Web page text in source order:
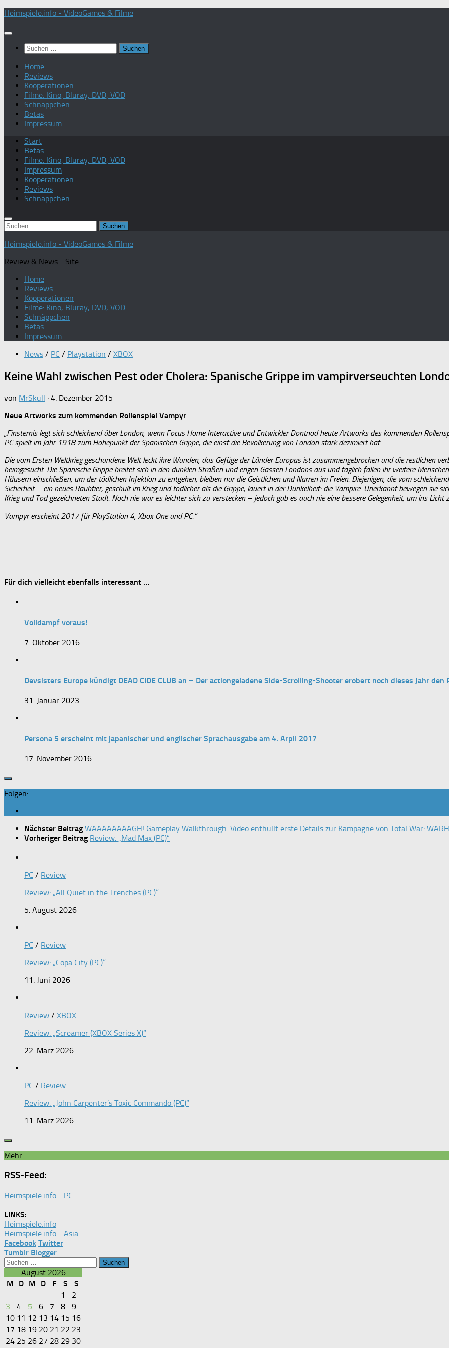
Zum
springen
Heimspiele.info - VideoGames & Filme
Suchen
nach:
Home
Reviews
Kooperationen
Filme: Kino, Bluray, DVD, VOD
Schnäppchen
Betas
Impressum
Start
Betas
Filme: Kino, Bluray, DVD, VOD
Impressum
Kooperationen
Reviews
Schnäppchen
Suchen
nach:
Heimspiele.info - VideoGames & Filme
Review & News - Site
Home
Reviews
Kooperationen
Filme: Kino, Bluray, DVD, VOD
Schnäppchen
Betas
Impressum
News / PC / Playstation / XBOX
Keine Wahl zwischen Pest oder Cholera: Spanische Grippe im vampirverseuchten
von MrSkull · 4. Dezember 2015
Neue Artworks zum kommenden Rollenspiel Vampyr
„Finsternis legt sich schleichend über London, wenn Focus Home Interactive und Entwickler Dontnod heute Artworks des kommenden
PC spielt im Jahr 1918 zum Höhepunkt der Spanischen Grippe, die einst die Bevölkerung von London stark dezimiert hat.
Die vom Ersten Weltkrieg geschundene Welt leckt ihre Wunden, das Gefüge der Länder Europas ist zusammengebrochen und die restlichen
heimgesucht. Die Spanische Grippe breitet sich in den dunklen Straßen und engen Gassen Londons aus und täglich fallen ihr weitere
Häusern einschließen, um der tödlichen Infektion zu entgehen, bleiben nur die Geistlichen und Narren im Freien. Diejenigen, die vom
Sicherheit – ein neues Raubtier, geschult im Krieg und tödlicher als die Grippe, lauert in der Dunkelheit: die Vampire. Unerkannt bewegen sie
Krieg und Tod gezeichneten Stadt. Noch nie war es leichter sich zu verstecken – jedoch gab es auch nie eine bessere Gelegenheit, um ins Licht
Vampyr erscheint 2017 für PlayStation 4, Xbox One und PC.“
Für dich vielleicht ebenfalls interessant …
Volldampf voraus!
7. Oktober 2016
Devsisters Europe kündigt DEAD CIDE CLUB an – Der actiongeladene Side-Scrolling-Shooter erobert noch dieses Jahr den
31. Januar 2023
Persona 5 erscheint mit japanischer und englischer Sprachausgabe am 4. Arpil 2017
17. November 2016
Folgen:
Nächster Beitrag WAAAAAAAAGH! Gameplay Walkthrough-Video enthüllt erste Details zur Kampagne von Total War:
Vorheriger Beitrag Review: „Mad Max (PC)“
PC / Review
Review: „All Quiet in the Trenches (PC)“
5. August 2026
PC / Review
Review: „Copa City (PC)“
11. Juni 2026
Review / XBOX
Review: „Screamer (XBOX Series X)“
22. März 2026
PC / Review
Review: „John Carpenter’s Toxic Commando (PC)“
11. März 2026
Mehr
RSS-Feed:
Heimspiele.info - PC
LINKS:
Heimspiele.info
Heimspiele.info - Asia
Facebook Twitter
Tumblr Blogger
Suchen
nach:August 2026
M
D M D F S
S
1
2
3
4 5 6 7 8
9
10 11 12 13 14 15 16
17 18 19 20 21 22 23
24 25 26 27 28 29 30